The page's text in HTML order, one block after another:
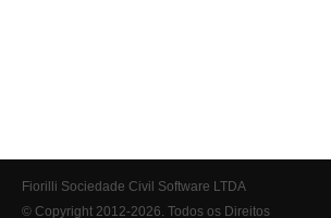
Fiorilli Sociedade Civil Software LTDA
© Copyright 2012-2026. Todos os Direitos